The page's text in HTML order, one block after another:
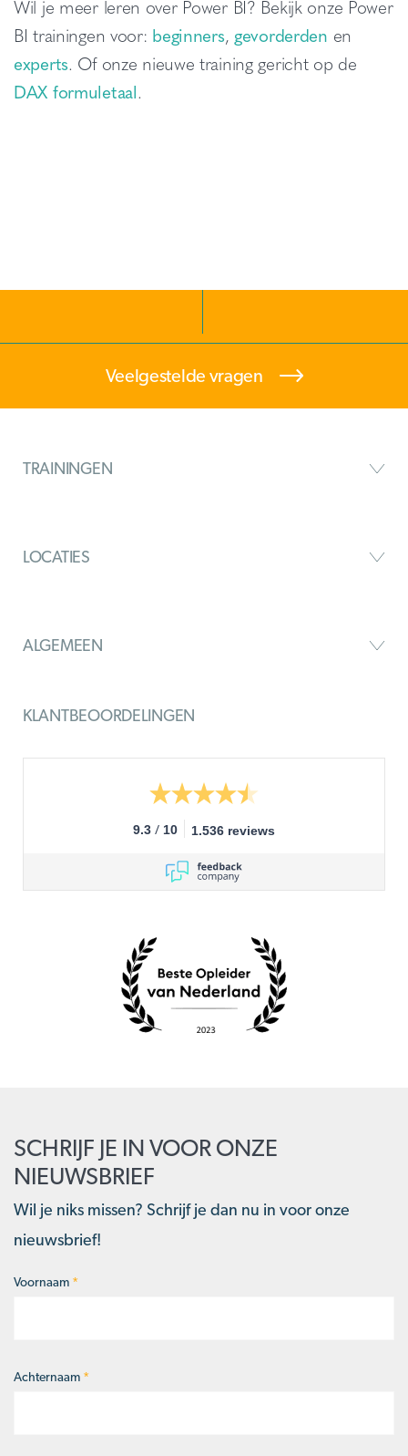
Wil je meer leren over Power BI? Bekijk onze Power
BI trainingen voor: beginners, gevorderden en
experts. Of onze nieuwe training gericht op de
DAX formuletaal.
Veelgestelde vragen
TRAININGEN
LOCATIES
ALGEMEEN
KLANTBEOORDELINGEN
9.3 / 10 1.536 reviews
SCHRIJF JE IN VOOR ONZE
NIEUWSBRIEF
Wil je niks missen? Schrijf je dan nu in voor onze
nieuwsbrief!
Naam*
Voornaam *
Achternaam *